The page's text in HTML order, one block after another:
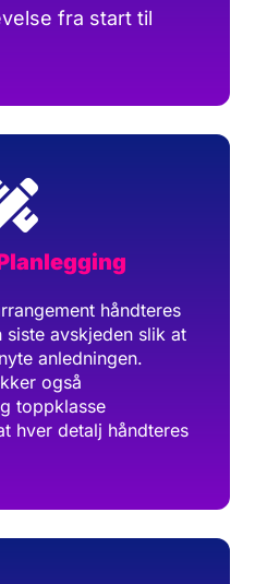
fra start til
håndteres
avskjeden slik at
anledningen.
også
toppklasse
hver detalj håndteres